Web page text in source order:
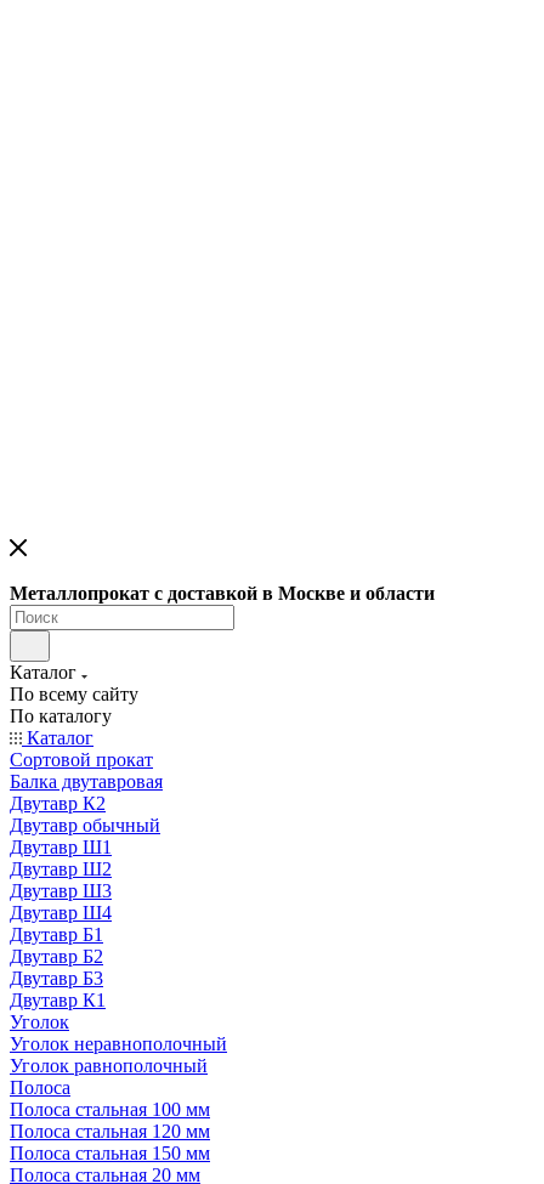
Металлопрокат с доставкой в Москве и области
Каталог
По всему сайту
По каталогу
Каталог
Сортовой прокат
Балка двутавровая
Двутавр К2
Двутавр обычный
Двутавр Ш1
Двутавр Ш2
Двутавр Ш3
Двутавр Ш4
Двутавр Б1
Двутавр Б2
Двутавр Б3
Двутавр К1
Уголок
Уголок неравнополочный
Уголок равнополочный
Полоса
Полоса стальная 100 мм
Полоса стальная 120 мм
Полоса стальная 150 мм
Полоса стальная 20 мм